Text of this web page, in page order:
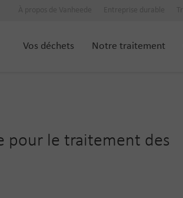
Vos déchets Notre traitement
pour le traitement des